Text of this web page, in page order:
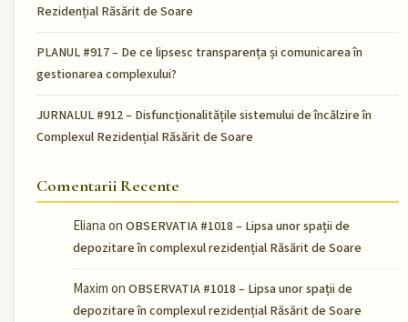
Rezidențial Răsărit de Soare
PLANUL #917 – De ce lipsesc transparența și comunicarea în
gestionarea complexului?
JURNALUL #912 – Disfuncționalitățile sistemului de încălzire în
Complexul Rezidențial Răsărit de Soare
Comentarii Recente
Elianaon OBSERVATIA #1018 – Lipsa unor spații de
depozitare în complexul rezidențial Răsărit de Soare
Maximon OBSERVATIA #1018 – Lipsa unor spații de
depozitare în complexul rezidențial Răsărit de Soare